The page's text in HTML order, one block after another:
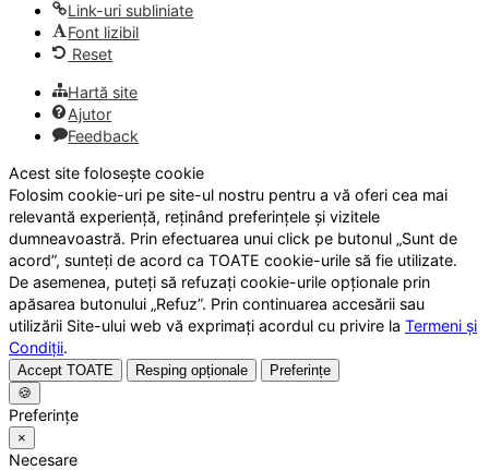
Link-uri subliniate
Font lizibil
Reset
Hartă site
Ajutor
Feedback
Acest site folosește cookie
Folosim cookie-uri pe site-ul nostru pentru a vă oferi cea mai
relevantă experiență, reținând preferințele și vizitele
dumneavoastră. Prin efectuarea unui click pe butonul „Sunt de
acord”, sunteți de acord ca TOATE cookie-urile să fie utilizate.
De asemenea, puteți să refuzați cookie-urile opționale prin
apăsarea butonului „Refuz”. Prin continuarea accesării sau
utilizării Site-ului web vă exprimați acordul cu privire la Termeni și
Condiții.
Accept TOATE Resping opționale
Preferințe
🍪
Preferințe
×
Necesare